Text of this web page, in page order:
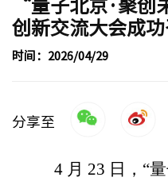
“量子北京·聚创
创新交流大会成
时间：2026/04/29
分享至
4 月 23 日，“